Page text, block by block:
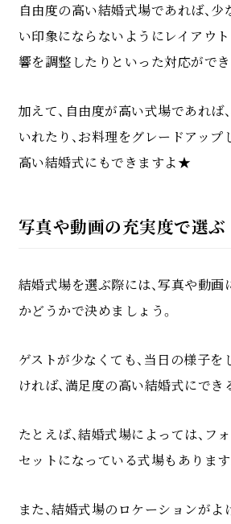
自由度の高い結婚式場であれば、
い印象にならないようにレイアウト
響を調整したりといった対応ができ
加えて、自由度が高い式場であれば
いれたり、お料理をグレードアップ
高い結婚式にもできますよ★
写真や動画の充実度で選ぶ
結婚式場を選ぶ際には、写真や動画
かどうかで決めましょう。
ゲストが少なくても、当日の様子を
ければ、満足度の高い結婚式にで
たとえば、結婚式場によっては、フ
セットになっている式場もあります
また、結婚式場のロケーションがよ